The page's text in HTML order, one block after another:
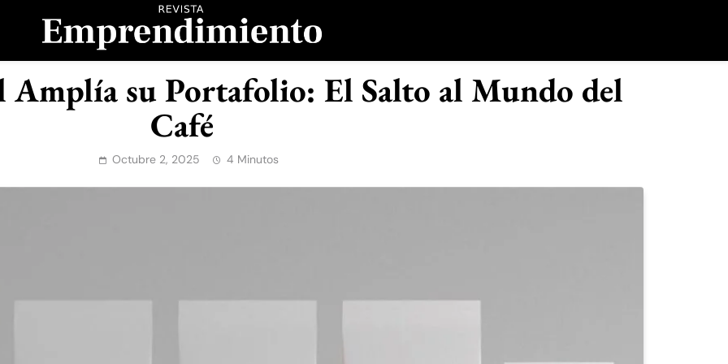
Emprendimiento
Amplía su Portafolio: El Salto al Mundo del
Café
Octubre 2, 2025 4 Minutos